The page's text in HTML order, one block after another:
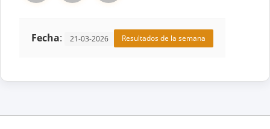
Fecha: 21-03-2026 Resultados de la semana